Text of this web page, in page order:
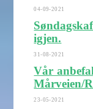
04-09-2021
igjen.
31-08-2021
Vår
Mårveien/
23-05-2021